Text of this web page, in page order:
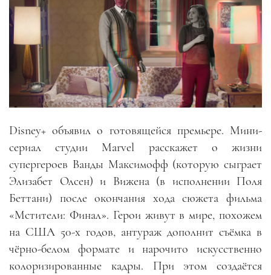
Disney+ объявил о готовящейся премьере. Мини-
сериал студии Marvel расскажет о жизни
супергероев Ванды Максимофф (которую сыграет
Элизабет Олсен) и Вижена (в исполнении Поля
Беттани) после окончания хода сюжета фильма
«Мстители: Финал». Герои живут в мире, похожем
на США 50-х годов, антураж дополнит съёмка в
чёрно-белом формате и нарочито искусственно
колоризированные кадры. При этом создаётся